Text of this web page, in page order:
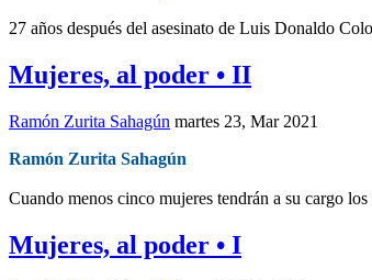
27 años después del asesinato de Luis Donaldo
Mujeres, al poder • II
Ramón Zurita Sahagún martes 23, Mar 2021
Ramón Zurita Sahagún
Cuando menos cinco mujeres tendrán a su cargo
Mujeres, al poder • I